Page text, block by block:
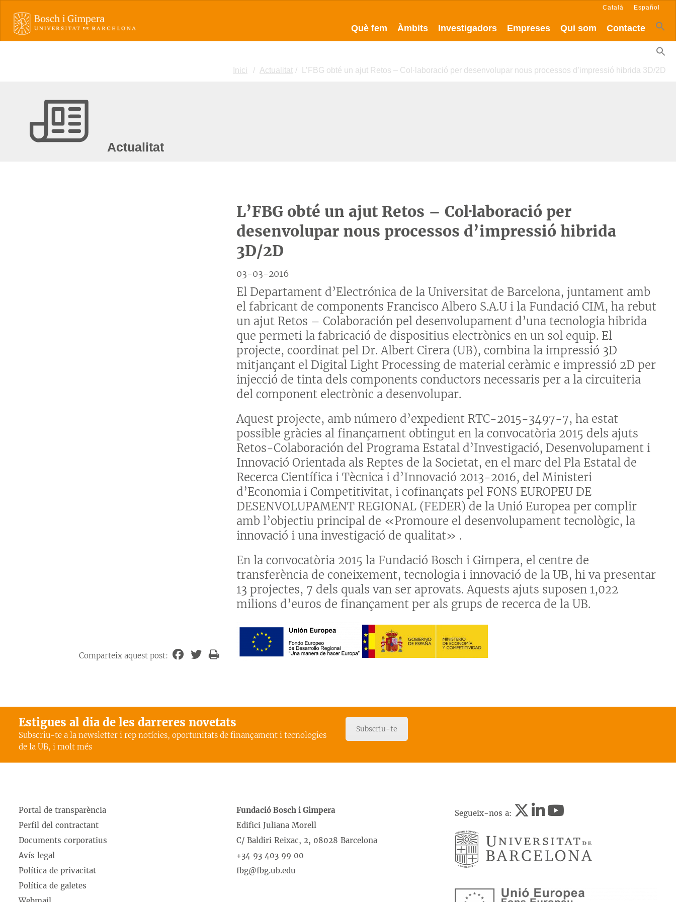
Què fem Àmbits Investigadors Empreses Qui som Contacte
Català Español
Inici Actualitat L’FBG obté un ajut Retos – Col·laboració per desenvolupar nous processos d’impressió hibrida 3D/2D
Actualitat
L’FBG obté un ajut Retos – Col·laboració per
desenvolupar nous processos d’impressió hibrida
3D/2D
03-03-2016
El Departament d’Electrónica de la Universitat de Barcelona, juntament amb
el fabricant de components Francisco Albero S.A.U i la Fundació CIM, ha rebut
un ajut Retos – Colaboración pel desenvolupament d’una tecnologia hibrida
que permeti la fabricació de dispositius electrònics en un sol equip. El
projecte, coordinat pel Dr. Albert Cirera (UB), combina la impressió 3D
mitjançant el Digital Light Processing de material ceràmic e impressió 2D per
injecció de tinta dels components conductors necessaris per a la circuiteria
del component electrònic a desenvolupar.
Aquest projecte, amb número d’expedient RTC-2015-3497-7, ha estat
possible gràcies al finançament obtingut en la convocatòria 2015 dels ajuts
Retos-Colaboración del Programa Estatal d’Investigació, Desenvolupament i
Innovació Orientada als Reptes de la Societat, en el marc del Pla Estatal de
Recerca Científica i Tècnica i d’Innovació 2013-2016, del Ministeri
d’Economia i Competitivitat, i cofinançats pel FONS EUROPEU DE
DESENVOLUPAMENT REGIONAL (FEDER) de la Unió Europea per complir
amb l’objectiu principal de «Promoure el desenvolupament tecnològic, la
innovació i una investigació de qualitat» .
En la convocatòria 2015 la Fundació Bosch i Gimpera, el centre de
transferència de coneixement, tecnologia i innovació de la UB, hi va presentar
13 projectes, 7 dels quals van ser aprovats. Aquests ajuts suposen 1,022
milions d’euros de finançament per als grups de recerca de la UB.
Comparteix aquest post:
Estigues al dia de les darreres novetats
Subscriu-te a la newsletter i rep notícies, oportunitats de finançament i tecnologies
de la UB, i molt més
Subscriu-te
Portal de transparència
Perfil del contractant
Documents corporatius
Avís legal
Política de privacitat
Política de galetes
Fundació Bosch i Gimpera
Edifici Juliana Morell
C/ Baldiri Reixac, 2, 08028 Barcelona
+34 93 403 99 00
fbg@fbg.ub.edu
Segueix-nos a: